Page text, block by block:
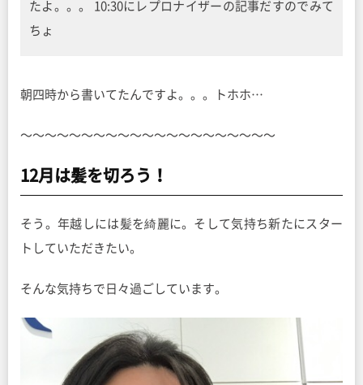
たよ。。。 10:30にレプロナイザーの記事だすのでみて
ちょ
朝四時から書いてたんですよ。。。トホホ…
〜〜〜〜〜〜〜〜〜〜〜〜〜〜〜〜〜〜〜〜〜
12月は髪を切ろう！
そう。年越しには髪を綺麗に。そして気持ち新たにスター
トしていただきたい。
そんな気持ちで日々過ごしています。